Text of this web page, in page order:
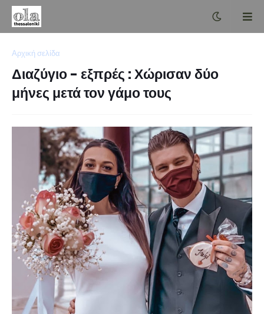
Αρχική σελίδα
Διαζύγιο - εξπρές : Χώρισαν δύο
μήνες μετά τον γάμο τους